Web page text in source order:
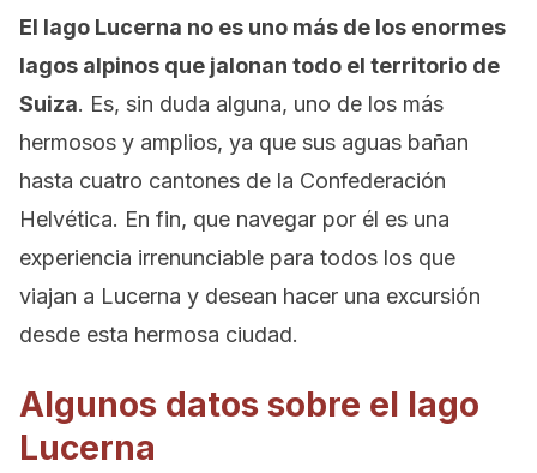
El lago Lucerna no es uno más de los enormes
lagos alpinos que jalonan todo el territorio de
Suiza. Es, sin duda alguna, uno de los más
hermosos y amplios, ya que sus aguas bañan
hasta cuatro cantones de la Confederación
Helvética. En fin, que navegar por él es una
experiencia irrenunciable para todos los que
viajan a Lucerna y desean hacer una excursión
desde esta hermosa ciudad.
Algunos datos sobre el lago
Lucerna